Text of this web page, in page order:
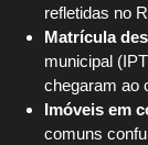
refletidas no
Matrícula
municipal
chegaram ao
Imóveis em
comuns